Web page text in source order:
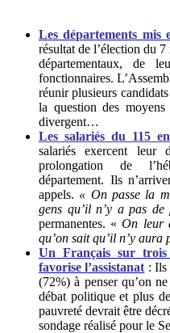
Les départements mis
résultat de l’élection du
départementaux, de
fonctionnaires.
réunir plusieurs
la question des
divergent…
Les salariés du 115
salariés exercent leur
prolongation de
département. Ils
appels. « On passe la
gens qu’il n’y a pas de
permanentes. «On leur
qu’on sait qu’il n’y aura
Un Français sur trois
favorise l’assistanat :Ils
(72%) à penser qu’on
débat politique et plus
pauvreté devrait être
sondage réalisé pour le